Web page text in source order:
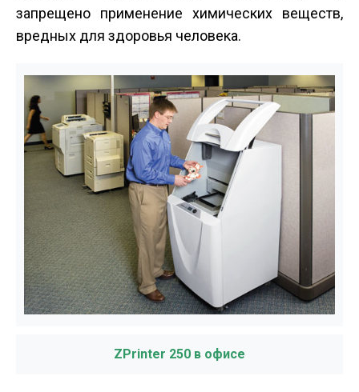
запрещено применение химических веществ,
вредных для здоровья человека.
ZPrinter 250 в офисе